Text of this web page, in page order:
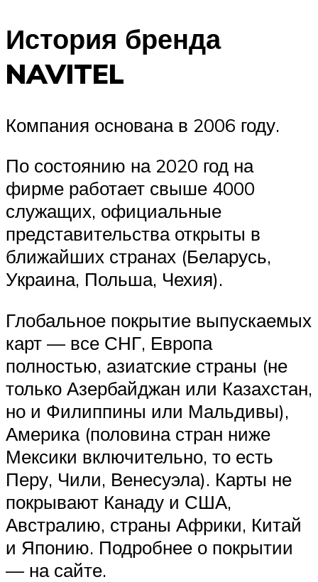
История бренда
NAVITEL
Компания основана в 2006 году.
По состоянию на 2020 год на
фирме работает свыше 4000
служащих, официальные
представительства открыты в
ближайших странах (Беларусь,
Украина, Польша, Чехия).
Глобальное покрытие выпускаемых
карт — все СНГ, Европа
полностью, азиатские страны (не
только Азербайджан или Казахстан,
но и Филиппины или Мальдивы),
Америка (половина стран ниже
Мексики включительно, то есть
Перу, Чили, Венесуэла). Карты не
покрывают Канаду и США,
Австралию, страны Африки, Китай
и Японию. Подробнее о покрытии
— на сайте.